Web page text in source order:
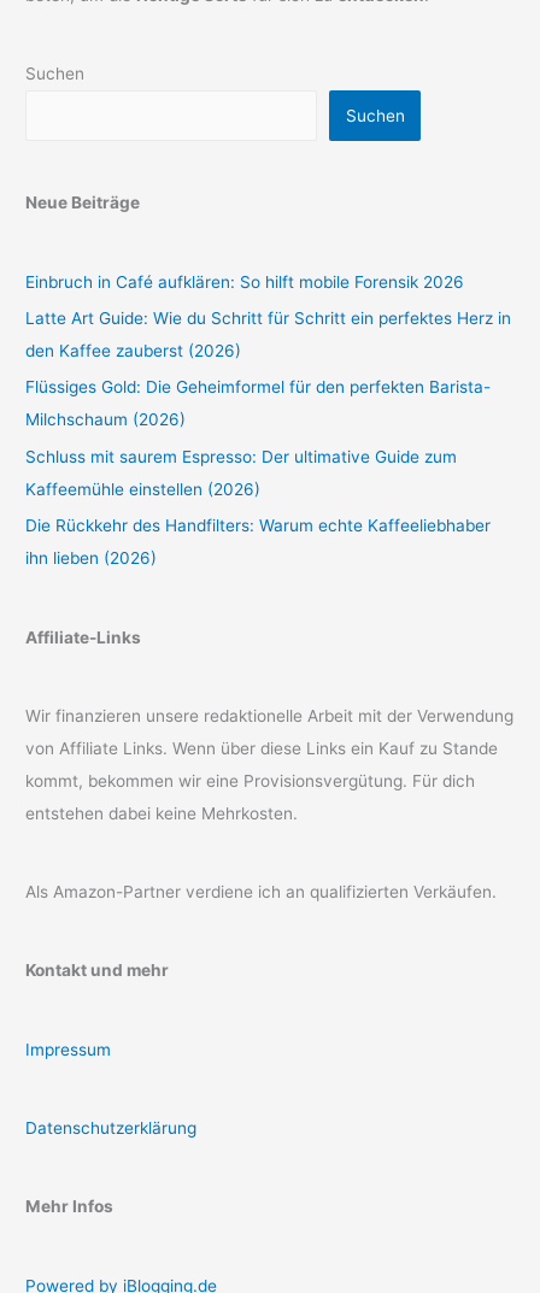
Suchen
Suchen
Neue Beiträge
Einbruch in Café aufklären: So hilft mobile Forensik 2026
Latte Art Guide: Wie du Schritt für Schritt ein perfektes Herz in
den Kaffee zauberst (2026)
Flüssiges Gold: Die Geheimformel für den perfekten Barista-
Milchschaum (2026)
Schluss mit saurem Espresso: Der ultimative Guide zum
Kaffeemühle einstellen (2026)
Die Rückkehr des Handfilters: Warum echte Kaffeeliebhaber
ihn lieben (2026)
Affiliate-Links
Wir finanzieren unsere redaktionelle Arbeit mit der Verwendung
von Affiliate Links. Wenn über diese Links ein Kauf zu Stande
kommt, bekommen wir eine Provisionsvergütung. Für dich
entstehen dabei keine Mehrkosten.
Als Amazon-Partner verdiene ich an qualifizierten Verkäufen.
Kontakt und mehr
Impressum
Datenschutzerklärung
Mehr Infos
Powered by iBlogging.de